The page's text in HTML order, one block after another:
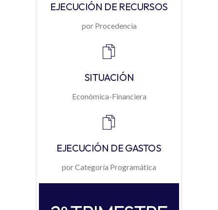
EJECUCIÓN DE RECURSOS
por Procedencia
SITUACIÓN
Económica-Financiera
EJECUCIÓN DE GASTOS
por Categoría Programática